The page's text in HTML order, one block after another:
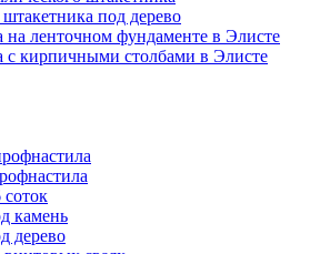
под дерево
на ленточном фундаменте в Элисте
с кирпичными столбами в Элисте
соток
камень
дерево